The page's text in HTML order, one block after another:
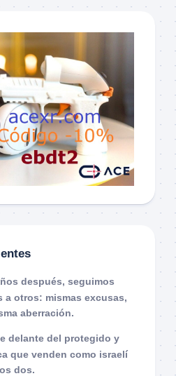
después, seguimos
otros: mismas excusas,
aberración.
delante del protegido y
que venden como israelí
dos.